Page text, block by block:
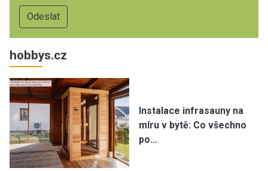
hobbys.cz
Instalace infrasauny na
míru v bytě: Co všechno
po…